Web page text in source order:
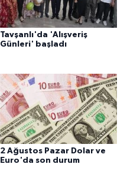
Tavşanlı'da 'Alışveriş
Günleri' başladı
2 Ağustos Pazar Dolar ve
Euro'da son durum